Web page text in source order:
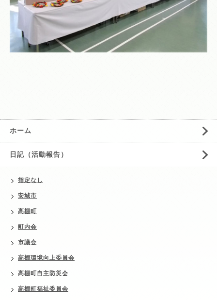
ホーム
日記（活動報告）
指定なし
安城市
高棚町
町内会
市議会
高棚環境向上委員会
高棚町自主防災会
高棚町福祉委員会